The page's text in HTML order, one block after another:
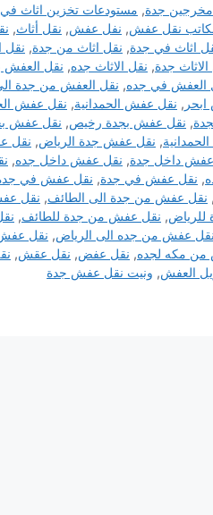
مخرجين جدة, مستودعات تخزين اثاث
نقل عفش, نفل عفش, نقل أثاث,
اثاث في جدة, نقل اثاث من جدة, نقل
جدة, نقل الاثاث جده, نقل العفش
العفش في جده, نقل العفش من جدة
, نقل عفش الحمدانية, نقل عفش
, نقل عفش بجدة رخيص, نقل عفش
, نقل عفش جدة الرياض, نقل
داخل جدة, نقل عفش داخل جده,
, نقل عفش في جدة, نقل عفش في
, نقل عفش من جدة الى الطائف, نقل
, نقل عفش من جدة للطائف,
نقل عفش من جده الى الرياض, نقل
مكه لجده, نقل عفض, نقل عقش,
العفش, ونيت نقل عفش جدة